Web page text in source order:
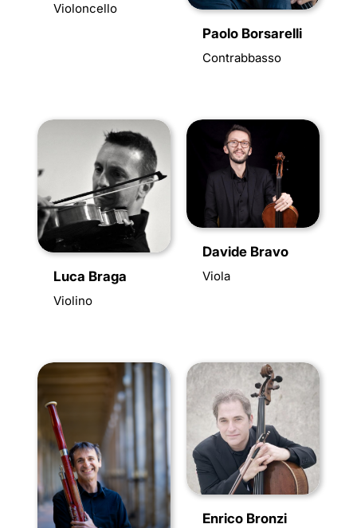
Violoncello
Paolo Borsarelli
Contrabbasso
Luca Braga
Violino
Davide Bravo
Viola
Enrico Bronzi